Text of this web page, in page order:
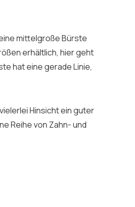
mittelgroße Bürste
erhältlich, hier geht
hat eine gerade Linie,
Hinsicht ein guter
Reihe von Zahn- und